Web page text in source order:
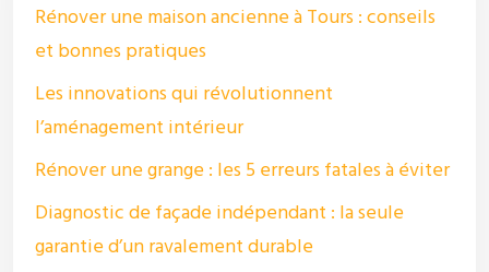
Rénover une maison ancienne à Tours : conseils
et bonnes pratiques
Les innovations qui révolutionnent
l’aménagement intérieur
Rénover une grange : les 5 erreurs fatales à éviter
Diagnostic de façade indépendant : la seule
garantie d’un ravalement durable